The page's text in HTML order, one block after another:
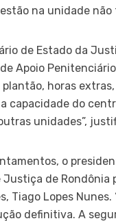
na unidade não
de Estado da
Apoio
horas
capacidade do
unidades”,
o
Justiça de
Tiago Lopes
definitiva. A